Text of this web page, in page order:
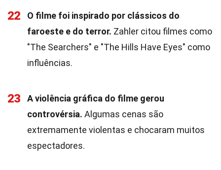
22
O filme foi inspirado por clássicos do
faroeste e do terror. Zahler citou filmes como
"The Searchers" e "The Hills Have Eyes" como
influências.
23
A violência gráfica do filme gerou
controvérsia. Algumas cenas são
extremamente violentas e chocaram muitos
espectadores.